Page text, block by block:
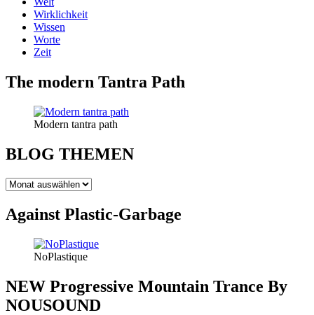
Wirklichkeit
Wissen
Worte
Zeit
The modern Tantra Path
Modern tantra path
BLOG THEMEN
BLOG
Against Plastic-Garbage
NoPlastique
NEW Progressive Mountain Trance By
NOUSOUND